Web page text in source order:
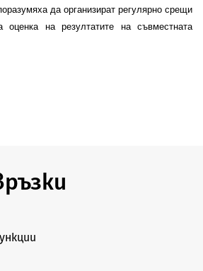
да организират регулярно срещи
оценка на резултатите на съвместната